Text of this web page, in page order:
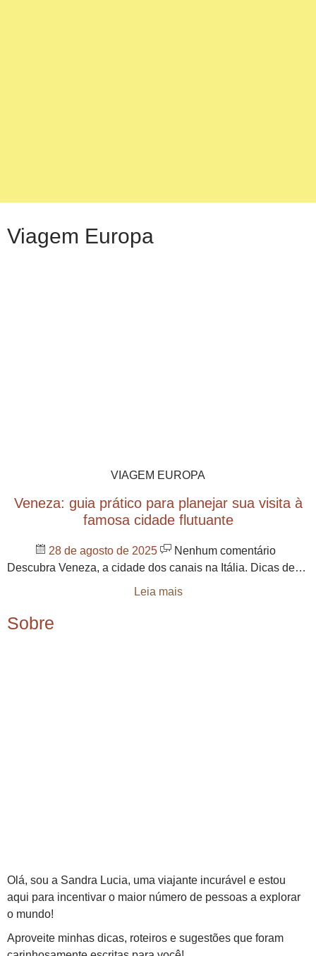
Viagem Europa
VIAGEM EUROPA
Veneza: guia prático para planejar sua visita à
famosa cidade flutuante
28 de agosto de 2025
Nenhum comentário
Descubra Veneza, a cidade dos canais na Itália. Dicas de…
Leia mais
Sobre
Olá, sou a Sandra Lucia, uma viajante incurável e estou
aqui para incentivar o maior número de pessoas a explorar
o mundo!
Aproveite minhas dicas, roteiros e sugestões que foram